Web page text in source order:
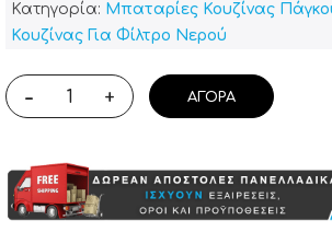
Κατηγορία: Μπαταρίες Κουζίνας
Κουζίνας Για Φίλτρο Νερού
- + ΑΓΟΡΆ